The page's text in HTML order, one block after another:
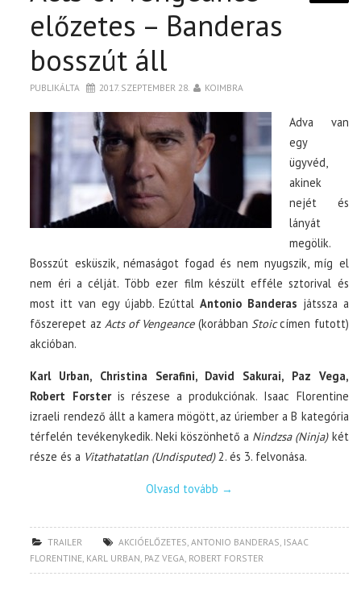
előzetes – Banderas
bosszút áll
PUBLIKÁLTA 2017. SZEPTEMBER 28. KOIMBRA
Adva van
egy
ügyvéd,
akinek
nejét és
lányát
megölik.
Bosszút esküszik, némaságot fogad és nem nyugszik, míg el
nem éri a célját. Több ezer film készült efféle sztorival és
most itt van egy újabb. EzúttalAntonio Banderas játssza a
főszerepet az Acts of Vengeance(korábban Stoiccímen futott)
akcióban.
Karl Urban, Christina Serafini, David Sakurai, Paz Vega,
Robert Forsteris részese a produkciónak. Isaac Florentine
izraeli rendező állt a kamera mögött, az úriember a B kategória
térfelén tevékenykedik. Neki köszönhető a Nindzsa (Ninja)két
része és a Vitathatatlan (Undisputed)2. és 3. felvonása.
Olvasd tovább →
TRAILER AKCIÓELŐZETES,ANTONIO BANDERAS, ISAAC
FLORENTINE, KARL URBAN, PAZ VEGA, ROBERT FORSTER